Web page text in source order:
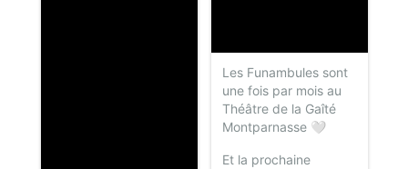
Les Funambules sont
une fois par mois au
Théâtre de la Gaîté
Montparnasse 🤍
Et la prochaine